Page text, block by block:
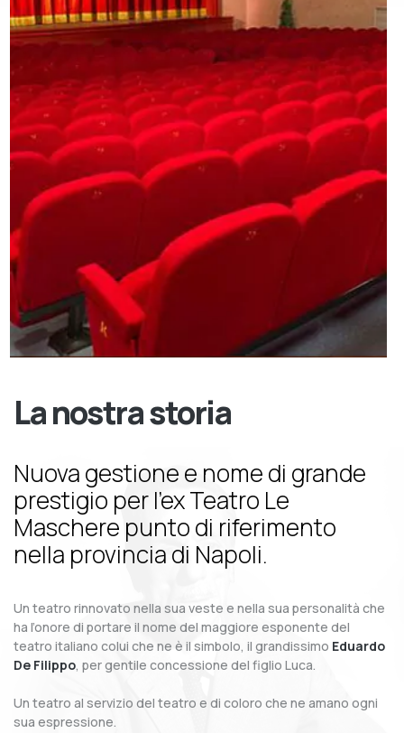
La nostra storia
Nuova gestione e nome di grande
prestigio per l’ex Teatro Le
Maschere punto di riferimento
nella provincia di Napoli.
Un teatro rinnovato nella sua veste e nella sua personalità che
ha l’onore di portare il nome del maggiore esponente del
teatro italiano colui che ne è il simbolo, il grandissimo Eduardo
De Filippo, per gentile concessione del figlio Luca.
Un teatro al servizio del teatro e di coloro che ne amano ogni
sua espressione.